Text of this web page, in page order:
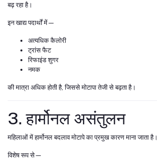
बढ़ रहा है।
इन खाद्य पदार्थों में—
अत्यधिक कैलोरी
ट्रांस फैट
रिफाइंड शुगर
नमक
की मात्रा अधिक होती है, जिससे मोटापा तेजी से बढ़ता है।
3. हार्मोनल असंतुलन
महिलाओं में हार्मोनल बदलाव मोटापे का प्रमुख कारण माना जाता है।
विशेष रूप से—